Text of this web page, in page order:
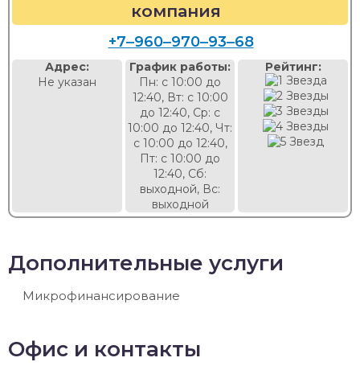
компания
+7‒960‒970‒93‒68
Адрес:
Не указан
График работы:
Пн: с 10:00 до
12:40, Вт: с 10:00
до 12:40, Ср: с
10:00 до 12:40, Чт:
с 10:00 до 12:40,
Пт: с 10:00 до
12:40, Сб:
выходной, Вс:
выходной
Рейтинг:
Дополнительные услуги
Микрофинансирование
Офис и контакты